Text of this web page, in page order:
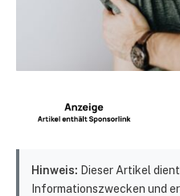
Hinweis: Dieser Artikel
Informationszwecken und